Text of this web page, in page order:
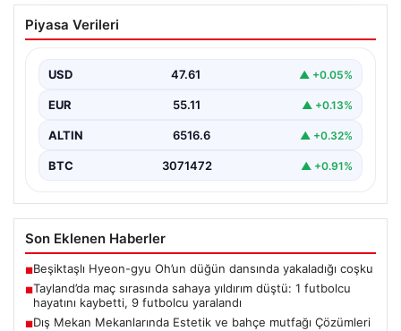
Tayland’da maç sırasında sahaya
yıldırım düştü: 1 futbolcu hayatını
Piyasa Verileri
USD 47.61 ▲ +0.05%
EUR 55.11 ▲ +0.13%
ALTIN 6516.6 ▲ +0.32%
BTC 3071472 ▲ +0.91%
Son Eklenen Haberler
■Beşiktaşlı Hyeon-gyu Oh’un düğün dansında yakaladığı coşku
■Tayland’da maç sırasında sahaya yıldırım düştü: 1 futbolcu
hayatını kaybetti, 9 futbolcu yaralandı
■Dış Mekan Mekanlarında Estetik ve bahçe mutfağı Çözümleri